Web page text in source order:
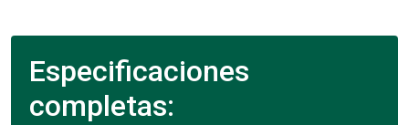
Especificaciones
completas: